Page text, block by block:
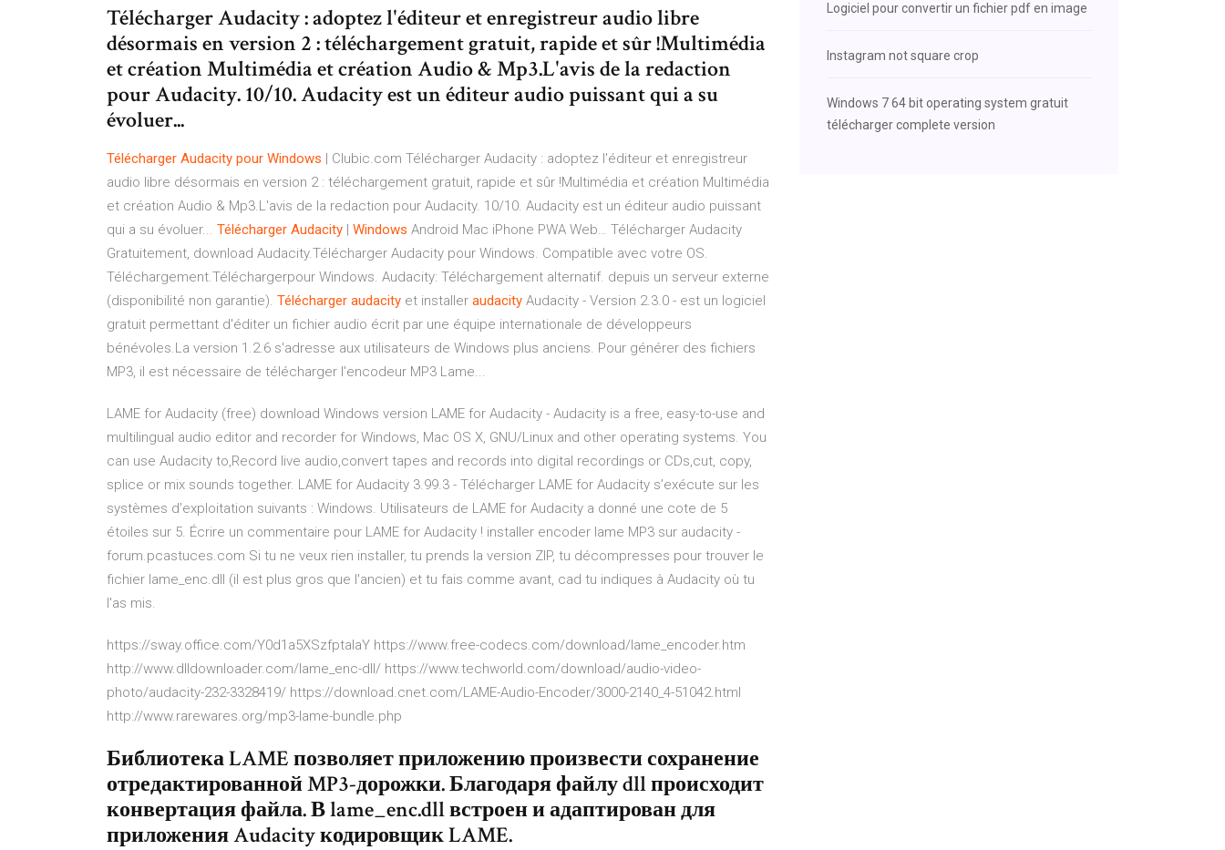
Télécharger Audacity : adoptez l'éditeur et enregistreur audio libre
désormais en version 2 : téléchargement gratuit, rapide et sûr !Multimédia
et création Multimédia et création Audio & Mp3.L'avis de la redaction
pour Audacity. 10/10. Audacity est un éditeur audio puissant qui a su
évoluer...
Télécharger Audacity pour Windows | Clubic.com Télécharger Audacity : adoptez l'éditeur et enregistreur
audio libre désormais en version 2 : téléchargement gratuit, rapide et sûr !Multimédia et création Multimédia
et création Audio & Mp3.L'avis de la redaction pour Audacity. 10/10. Audacity est un éditeur audio puissant
qui a su évoluer... Télécharger Audacity | Windows Android Mac iPhone PWA Web… Télécharger Audacity
Gratuitement, download Audacity.Télécharger Audacity pour Windows. Compatible avec votre OS.
Téléchargement.Téléchargerpour Windows. Audacity: Téléchargement alternatif. depuis un serveur externe
(disponibilité non garantie). Télécharger audacity et installer audacity Audacity - Version 2.3.0 - est un logiciel
gratuit permettant d'éditer un fichier audio écrit par une équipe internationale de développeurs
bénévoles.La version 1.2.6 s'adresse aux utilisateurs de Windows plus anciens. Pour générer des fichiers
MP3, il est nécessaire de télécharger l'encodeur MP3 Lame...
LAME for Audacity (free) download Windows version LAME for Audacity - Audacity is a free, easy-to-use and
multilingual audio editor and recorder for Windows, Mac OS X, GNU/Linux and other operating systems. You
can use Audacity to,Record live audio,convert tapes and records into digital recordings or CDs,cut, copy,
splice or mix sounds together. LAME for Audacity 3.99.3 - Télécharger LAME for Audacity s’exécute sur les
systèmes d’exploitation suivants : Windows. Utilisateurs de LAME for Audacity a donné une cote de 5
étoiles sur 5. Écrire un commentaire pour LAME for Audacity ! installer encoder lame MP3 sur audacity -
forum.pcastuces.com Si tu ne veux rien installer, tu prends la version ZIP, tu décompresses pour trouver le
fichier lame_enc.dll (il est plus gros que l'ancien) et tu fais comme avant, cad tu indiques à Audacity où tu
l'as mis.
https://sway.office.com/Y0d1a5XSzfptaIaY https://www.free-codecs.com/download/lame_encoder.htm
http://www.dlldownloader.com/lame_enc-dll/ https://www.techworld.com/download/audio-video-
photo/audacity-232-3328419/ https://download.cnet.com/LAME-Audio-Encoder/3000-2140_4-51042.html
http://www.rarewares.org/mp3-lame-bundle.php
Библиотека LAME позволяет приложению произвести сохранение
отредактированной MP3-дорожки. Благодаря файлу dll происходит
конвертация файла. В lame_enc.dll встроен и адаптирован для
приложения Audacity кодировщик LAME.
Logiciel pour convertir un fichier pdf en image
Instagram not square crop
Windows 7 64 bit operating system gratuit
télécharger complete version